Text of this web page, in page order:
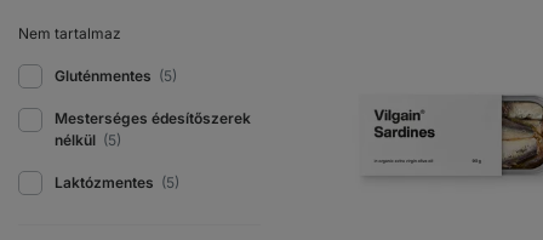
Nem tartalmaz
Gluténmentes (5)
Mesterséges édesítőszerek
nélkül (5)
Laktózmentes (5)